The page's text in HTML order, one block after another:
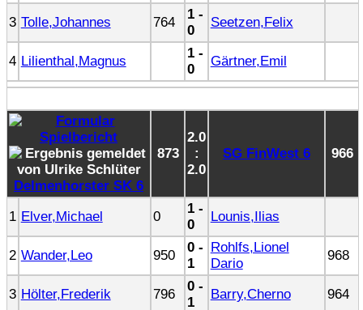
3 Tolle,Johannes 764
1 -
0
Seetzen,Felix
4 Lilienthal,Magnus
1 -
0
Gärtner,Emil
Delmenhorster SK 6
873
2.0
:
2.0
SG FinWest 6 966
1 Elver,Michael 0
1 -
0
Lounis,Ilias
2 Wander,Leo 950
0 -
1
Rohlfs,Lionel
Dario
968
3 Hölter,Frederik 796
0 -
1
Barry,Cherno
964